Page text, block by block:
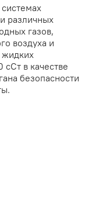
различных
газов,
воздуха и
жидких
сСт в качестве
безопасности